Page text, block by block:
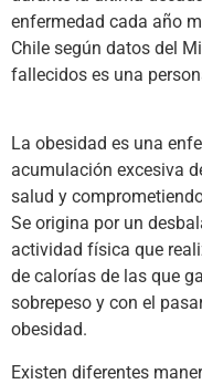
enfermedad cada año
Chile según datos del
fallecidos es una
La obesidad es una
acumulación excesiva
salud y
Se origina por un
actividad física que
de calorías de las que
sobrepeso y con el
obesidad.
Existen diferentes